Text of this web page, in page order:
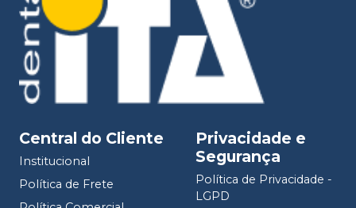
Central do Cliente
Institucional
Política de Frete
Privacidade e
Segurança
Política de Privacidade -
LGPD